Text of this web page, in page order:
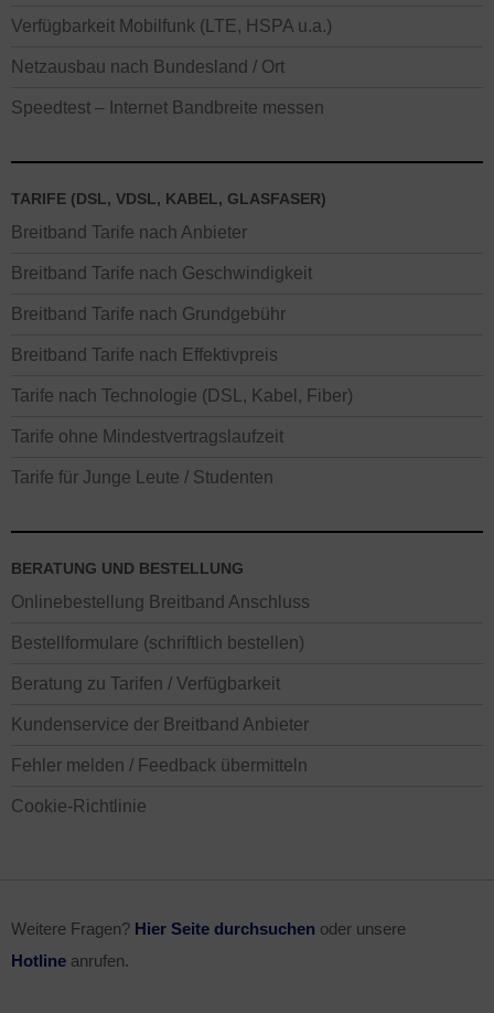
Verfügbarkeit Mobilfunk (LTE, HSPA u.a.)
Netzausbau nach Bundesland / Ort
Speedtest – Internet Bandbreite messen
TARIFE (DSL, VDSL, KABEL, GLASFASER)
Breitband Tarife nach Anbieter
Breitband Tarife nach Geschwindigkeit
Breitband Tarife nach Grundgebühr
Breitband Tarife nach Effektivpreis
Tarife nach Technologie (DSL, Kabel, Fiber)
Tarife ohne Mindestvertragslaufzeit
Tarife für Junge Leute / Studenten
BERATUNG UND BESTELLUNG
Onlinebestellung Breitband Anschluss
Bestellformulare (schriftlich bestellen)
Beratung zu Tarifen / Verfügbarkeit
Kundenservice der Breitband Anbieter
Fehler melden / Feedback übermitteln
Cookie-Richtlinie
Weitere Fragen? Hier Seite durchsuchen oder unsere
Hotline anrufen.